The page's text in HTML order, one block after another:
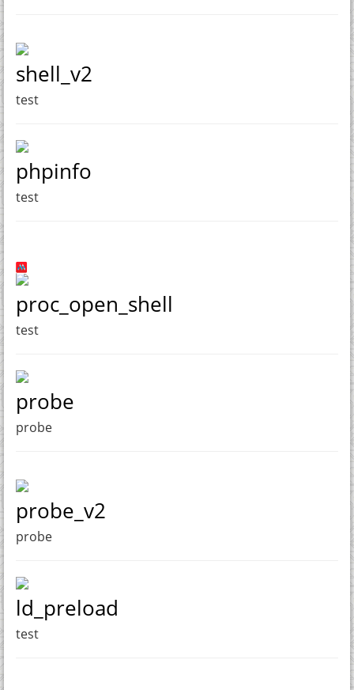
shell_v2
test
phpinfo
test
proc_open_shell
test
probe
probe
probe_v2
probe
ld_preload
test